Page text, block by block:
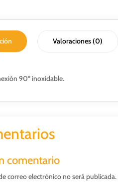
Valoraciones (0)
90º inoxidable.
comentario
correo electrónico no será publicada.